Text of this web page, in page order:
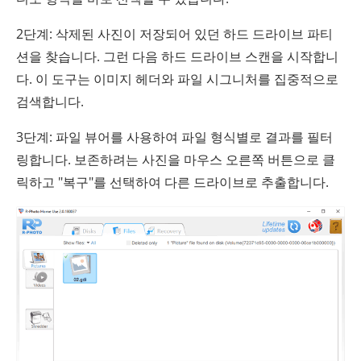
2단계: 삭제된 사진이 저장되어 있던 하드 드라이브 파티
션을 찾습니다. 그런 다음 하드 드라이브 스캔을 시작합니
다. 이 도구는 이미지 헤더와 파일 시그니처를 집중적으로
검색합니다.
3단계: 파일 뷰어를 사용하여 파일 형식별로 결과를 필터
링합니다. 보존하려는 사진을 마우스 오른쪽 버튼으로 클
릭하고 "복구"를 선택하여 다른 드라이브로 추출합니다.